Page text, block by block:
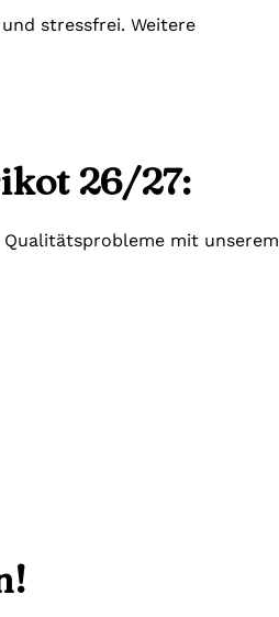
stressfrei. Weitere
26/27:
mit unserem